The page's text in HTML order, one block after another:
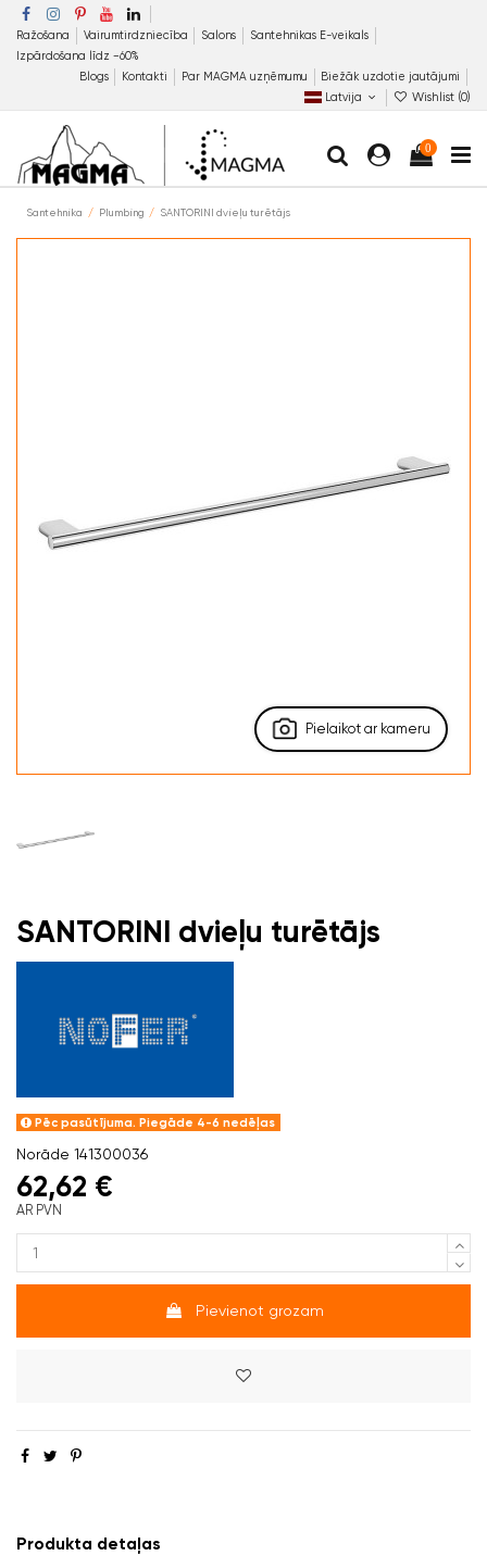
Ražošana Vairumtirdzniecība Salons
Santehnikas E-veikals
Izpārdošana līdz −60%
Blogs
Kontakti Par MAGMA uzņēmumu
Biežāk uzdotie jautājumi
Latvija
Wishlist (0)
0
Santehnika Plumbing SANTORINI dvieļu turētājs
Pielaikot ar kameru
SANTORINI dvieļu turētājs
Pēc pasūtījuma. Piegāde 4-6 nedēļas
Norāde 141300036
62,62 €
AR PVN
Pievienot grozam
Produkta detaļas